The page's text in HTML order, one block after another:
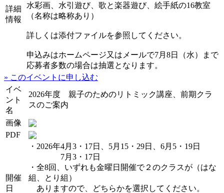
詳細
情報
水彩画、水引遊び、歌と楽器遊び、絵手紙の16教室
（名称は略称あり）
詳しくは添付ファイルを参照してください。
申込みはホームページ又はメールで7月8日（水）まで
応募者多数の場合は抽選となります。
» このイベントに申し込む
イベ
ント
名
2026年度 親子のためのリトミック講座、前期クラ
スのご案内
画像
PDF
開催
日
・2026年4月3・17日、5月15・29日、6月5・19日
7月3・17日
・全8回、いずれも金曜日開催で２のクラスが（はな
組、とり組）
ありますので、どちらかを選択してください。